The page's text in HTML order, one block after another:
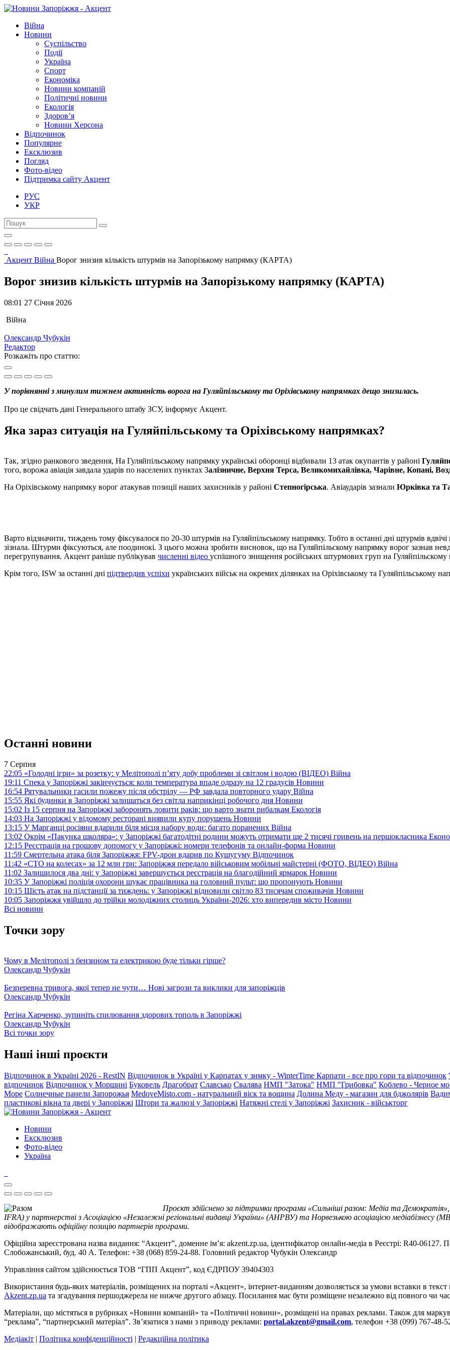
Війна
Новини
Суспільство
Події
Україна
Спорт
Економіка
Новини компаній
Політичні новини
Екологія
Здоров’я
Новини Херсона
Відпочинок
Популярне
Ексклюзив
Погляд
Фото-відео
Підтримка сайту Акцент
РУС
УКР
Акцент Війна Ворог знизив кількість штурмів на Запорізькому напрямку (КАРТА)
Ворог знизив кількість штурмів на Запорізькому напрямку (КАРТА)
08:01 27 Січня 2026
Війна
Олександр Чубукін
Редактор
Розкажіть про статтю:
У порівнянні з минулим тижнем активність ворога на Гуляйпільському та Оріхівському напрямках дещо знизилась.
Про це свідчать дані Генерального штабу ЗСУ, інформує Акцент.
Яка зараз ситуація на Гуляйпільському та Оріхівському напрямках?
Так, згідно ранкового зведення, На Гуляйпільському напрямку українські оборонці відбивали 13 атак окупантів у районі
того, ворожа авіація завдала ударів по населених пунктах Залізничне, Верхня Терса, Великомихайлівка, Чарівне, Копані,
На Оріхівському напрямку ворог атакував позиції наших захисників у районі Степногірська. Авіаударів зазнали Юрківка та
Варто відзначити, тиждень тому фіксувалося по 20-30 штурмів на Гуляйпільському напрямку. Тобто в останні дні щтурмів
зізнала. Штурми фіксуються, але поодинокі. З цього можна зробити висновок, що на Гуляйпільскому напрямку ворог зазнав
перегрупування. Акцент раніше публікував численні відео успішного знищення російських штурмових груп на Гуляйпільскому
Крім того, ISW за останні дні підтвердив успіхи українських військ на окремих ділянках на Оріхівському та Гуляйпільському
Останні новини
7 Серпня
22:05 «Голодні ігри» за розетку: у Мелітополі п’яту добу проблеми зі світлом і водою (ВІДЕО) Війна
19:11 Спека у Запоріжжі закінчується: коли температура впаде одразу на 12 градусів Новини
16:54 Рятувальники гасили пожежу після обстрілу — РФ завдала повторного удару Війна
15:55 Які будинки в Запоріжжі залишаться без світла наприкінці робочого дня Новини
15:02 Із 15 серпня на Запоріжжі заборонять ловити раків: що варто знати рибалкам Екологія
14:03 На Запоріжжі у відомому ресторані виявили купу порушень Новини
13:15 У Марганці росіяни вдарили біля місця набору води: багато поранених Війна
13:02 Окрім «Пакунка школяра»: у Запоріжжі багатодітні родини можуть отримати ще 2 тисячі гривень на першокласника
12:15 Реєстрація на грошову допомогу у Запоріжжі: номери телефонів та онлайн-форма Новини
11:59 Смертельна атака біля Запоріжжя: FPV-дрон вдарив по Кушугуму Відпочинок
11:42 «СТО на колесах» за 12 млн грн: Запоріжжя передало військовим мобільні майстерні (ФОТО, ВІДЕО) Війна
11:02 Залишилося два дні: у Запоріжжі завершується реєстрація на благодійний ярмарок Новини
10:35 У Запоріжжі поліція охорони шукає працівника на головний пульт: що пропонують Новини
10:15 Шість атак на підстанції за тиждень: у Запоріжжі відновили світло 83 тисячам споживачів Новини
10:05 Запоріжжя увійшло до трійки молодіжних столиць України-2026: хто випередив місто Новини
Всі новини
Точки зору
Чому в Мелітополі з бензином та електрикою буде тільки гірше?
Олександр Чубукін
Безперевна тривога, якої тепер не чути… Нові загрози та виклики для запоріжців
Олександр Чубукін
Регіна Харченко, зупиніть спилювання здорових тополь в Запоріжжі
Олександр Чубукін
Всі точки зору
Наші інші проєкти
Відпочинок в Україні 2026 - RestIN Відпочинок в Україні у Карпатах у зимку - WinterTime Карпати - все про гори та відпочинок
відпочинок Відпочинок у Моршині Буковель Драгобрат Славсько Свалява НМП "Затока" НМП "Грибовка" Коблево - Черное
Море Солнечные панели Запорожья MedoveMisto.com - натуральний віск та вощина Долина Меду - магазин для бджолярів
пластикові вікна та двері у Запоріжжі Штори та жалюзі у Запоріжжі Натяжні стелі у Запоріжжі Захисник - військторг
Новини
Ексклюзив
Фото-відео
Україна
Проєкт здійснено за підтримки програми «Сильніші разом: Медіа та
IFRA) у партнерстві з Асоціацією «Незалежні регіональні видавці України» (АНРВУ) та Норвезькою асоціацією медіабізнесу
відображають офіційну позицію партнерів програми.
Офіційна зареєстрована назва видання: “Акцент”, доменне ім’я: akzent.zp.ua, ідентифікатор онлайн-медіа в Реєстрі: R40-
Слобожанський, буд. 40 А. Телефон: +38 (068) 859-24-88. Головний редактор Чубукін Олександр
Управління сайтом здійснюється ТОВ “ГПП Акцент”, код ЄДРПОУ 39404303
Використання будь-яких матеріалів, розміщених на порталі «Акцент», інтернет-виданням дозволяється за умови вставки в
Akzent.zp.ua та згадування першоджерела не нижче другого абзацу. Посилання має бути розміщене незалежно від повного чи
Матеріали, що містяться в рубриках «Новини компаній» та «Політичні новини», розміщені на правах реклами. Також для
“реклама”, “партнерський матеріал”. Зв’язатися з нами з приводу реклами: portal.akzent@gmail.com, телефон +38 (099) 767-48-
Медіакіт | Політика конфіденційності | Редакційна політика